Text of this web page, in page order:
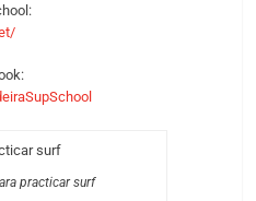
practicar surf